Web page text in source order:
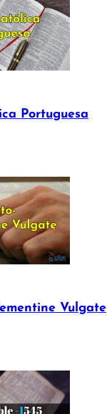
Portuguesa
Vulgate